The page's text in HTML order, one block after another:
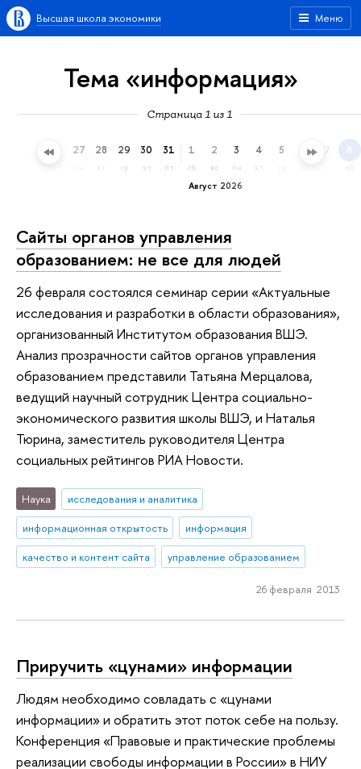
Меню
Высшая школа экономики
Тема «информация»
Страница 1 из 1
26 27 28 29
ср
30
чт
31
пт
Август 2026
1
сб
2
вс
3
пн
4 5 6 7 8
сб
Сайты органов управления
образованием: не все для людей
26 февраля состоялся семинар серии «Актуальные
исследования и разработки в области образования»,
организованный Институтом образования ВШЭ.
Анализ прозрачности сайтов органов управления
образованием представили Татьяна Мерцалова,
ведущий научный сотрудник Центра социально-
экономического развития школы ВШЭ, и Наталья
Тюрина, заместитель руководителя Центра
социальных рейтингов РИА Новости.
Наука
исследования и аналитика
информационная открытость
информация
качество и контент сайта
управление образованием
26 февраля 2013
Приручить «цунами» информации
Людям необходимо совладать с «цунами
информации» и обратить этот поток себе на пользу.
Конференция «Правовые и практические проблемы
реализации свободы информации в России» в НИУ